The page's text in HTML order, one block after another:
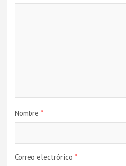
Nombre *
Correo electrónico *